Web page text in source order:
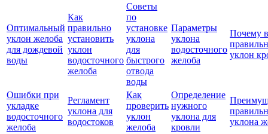
Оптимальный
уклон желоба
для дождевой
воды
Как
правильно
установить
уклон
водосточного
желоба
Советы
по
установке
уклона
для
быстрого
отвода
воды
Параметры
уклона
водосточного
желоба
Почему
уклон
Ошибки при
укладке
водосточного
желоба
Регламент
уклона для
водостоков
Как
проверить
уклон
желоба
Определение
нужного
уклона для
кровли
уклона